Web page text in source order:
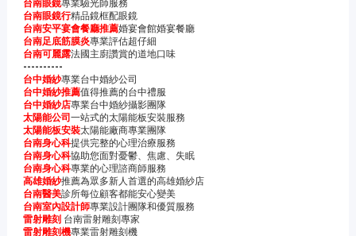
台南眼鏡行精品鏡框配眼鏡
台南安平宴會餐廳推薦婚宴會館婚宴餐廳
台南足底筋膜炎專業評估超仔細
台南可麗露法國主廚讚賞的道地口味
----------
台中婚紗專業台中婚紗公司
台中婚紗推薦值得推薦的台中禮服
台中婚紗店專業台中婚紗攝影團隊
太陽能公司一站式的太陽能板安裝服務
太陽能板安裝太陽能廠商專業團隊
台南身心科提供完整的心理治療服務
台南身心科協助您面對憂鬱、焦慮、失眠
台南身心科專業的心理諮商師服務
高雄婚紗推薦為眾多新人首選的高雄婚紗店
台南醫美診所每位顧客都能安心變美
台南室內設計師專業設計團隊和優質服務
雷射雕刻 台南雷射雕刻專家
雷射雕刻機專業雷射雕刻機